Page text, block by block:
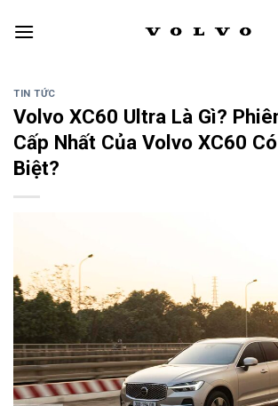
TIN TỨC
Volvo XC60 Ultra Là Gì?
Cấp Nhất Của Volvo XC60
Biệt?